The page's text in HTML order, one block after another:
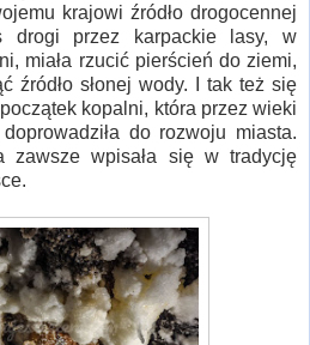
krajowi źródło drogocennej
drogi przez karpackie lasy, w
miała rzucić pierścień do ziemi,
źródło słonej wody. I tak też się
początek kopalni, która przez wieki
do rozwoju miasta.
zawsze wpisała się w tradycję